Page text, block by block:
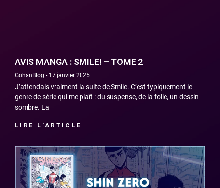
AVIS MANGA : SMILE! – TOME 2
GohanBlog 17 janvier 2025
J’attendais vraiment la suite de Smile. C’est typiquement le
genre de série qui me plaît : du suspense, de la folie, un dessin
sombre. La
LIRE L'ARTICLE